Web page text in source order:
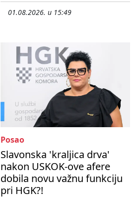
01.08.2026. u 15:49
Posao
Slavonska 'kraljica drva'
nakon USKOK-ove afere
dobila novu važnu funkciju
pri HGK?!